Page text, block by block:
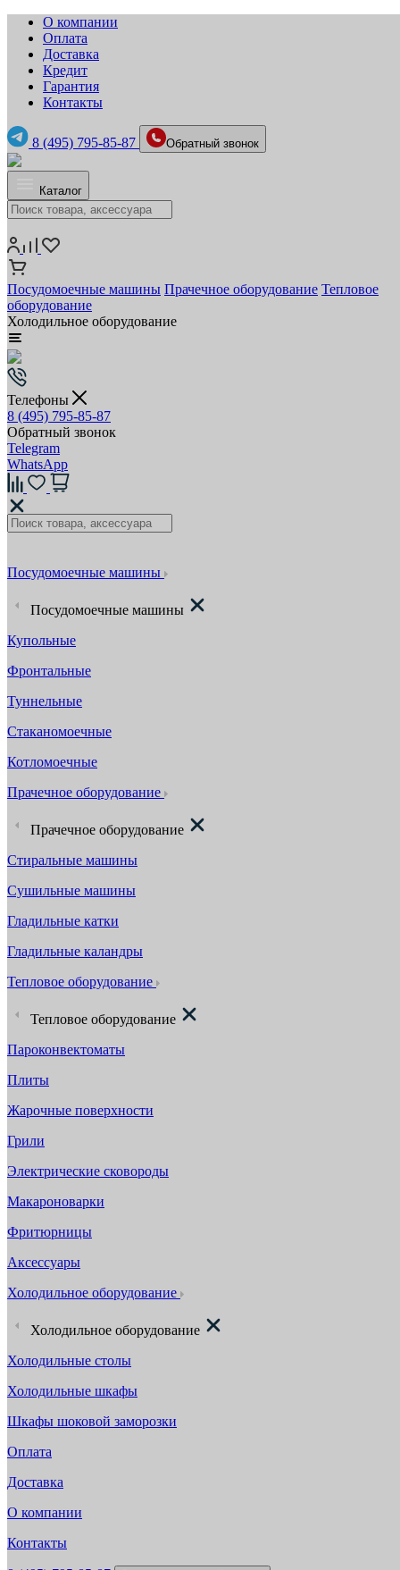
О компании
Оплата
Доставка
Кредит
Гарантия
Контакты
8 (495) 795-85-87 Обратный звонок
Каталог
Посудомоечные машины Прачечное оборудование Тепловое
оборудование
Холодильное оборудование
Телефоны
8 (495) 795-85-87
Обратный звонок
Telegram
WhatsApp
Посудомоечные машины
Посудомоечные машины
Купольные
Фронтальные
Туннельные
Стаканомоечные
Котломоечные
Прачечное оборудование
Прачечное оборудование
Стиральные машины
Сушильные машины
Гладильные катки
Гладильные каландры
Тепловое оборудование
Тепловое оборудование
Пароконвектоматы
Плиты
Жарочные поверхности
Грили
Электрические сковороды
Макароноварки
Фритюрницы
Аксессуары
Холодильное оборудование
Холодильное оборудование
Холодильные столы
Холодильные шкафы
Шкафы шоковой заморозки
Оплата
Доставка
О компании
Контакты